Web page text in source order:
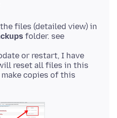
files (detailed view) in
folder. see
or restart, I have
reset all files in this
copies of this